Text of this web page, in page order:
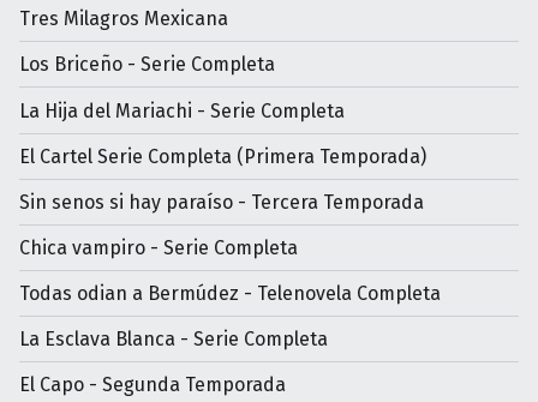
Tres Milagros Mexicana
Los Briceño - Serie Completa
La Hija del Mariachi - Serie Completa
El Cartel Serie Completa (Primera Temporada)
Sin senos si hay paraíso - Tercera Temporada
Chica vampiro - Serie Completa
Todas odian a Bermúdez - Telenovela Completa
La Esclava Blanca - Serie Completa
El Capo - Segunda Temporada